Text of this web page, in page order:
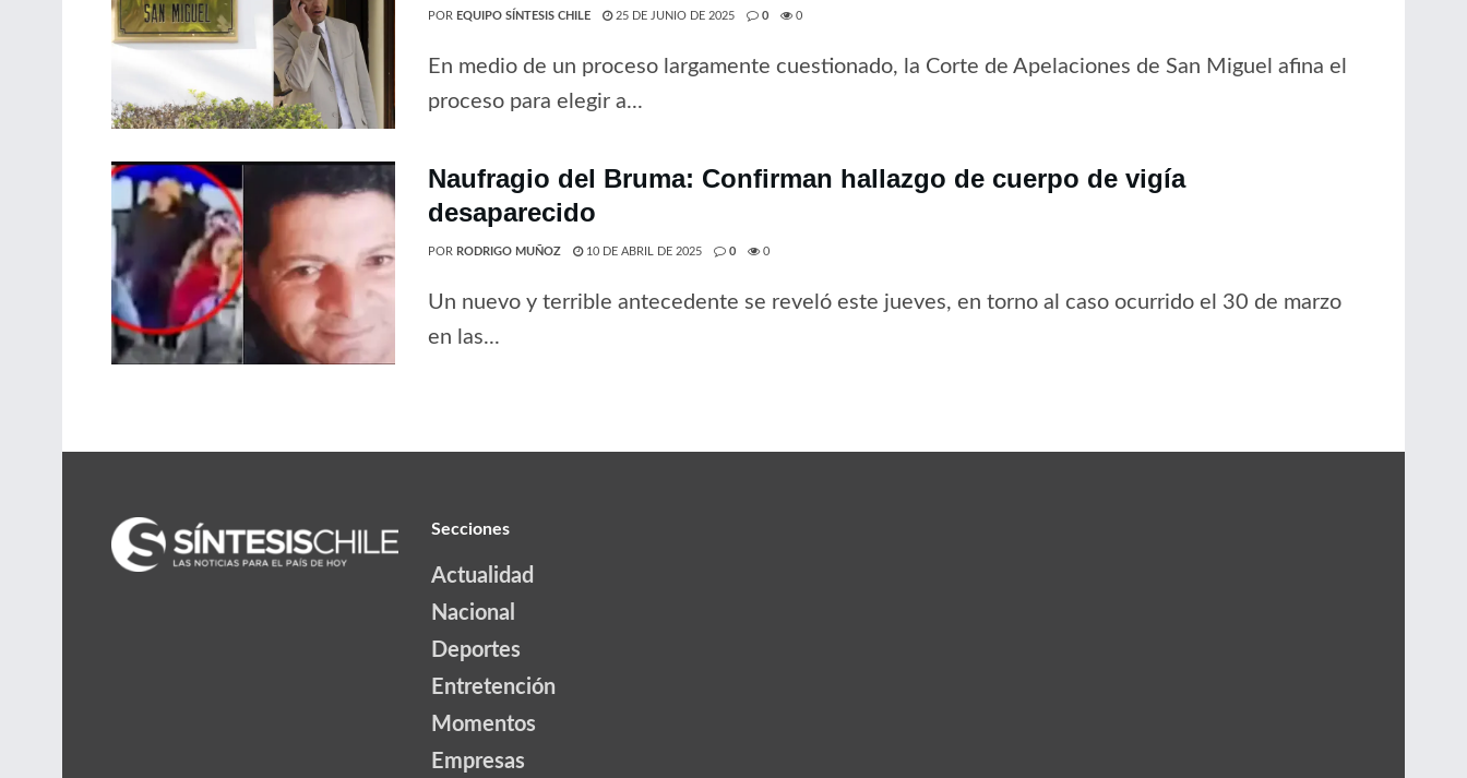
POR EQUIPO SÍNTESIS CHILE 25 DE JUNIO DE 2025 0 0
En medio de un proceso largamente cuestionado, la Corte de Apelaciones de San Miguel afina el
proceso para elegir a...
Naufragio del Bruma: Confirman hallazgo de cuerpo de vigía
desaparecido
POR RODRIGO MUÑOZ 10 DE ABRIL DE 2025 0 0
Un nuevo y terrible antecedente se reveló este jueves, en torno al caso ocurrido el 30 de marzo
en las...
Secciones
Actualidad
Nacional
Deportes
Entretención
Momentos
Empresas